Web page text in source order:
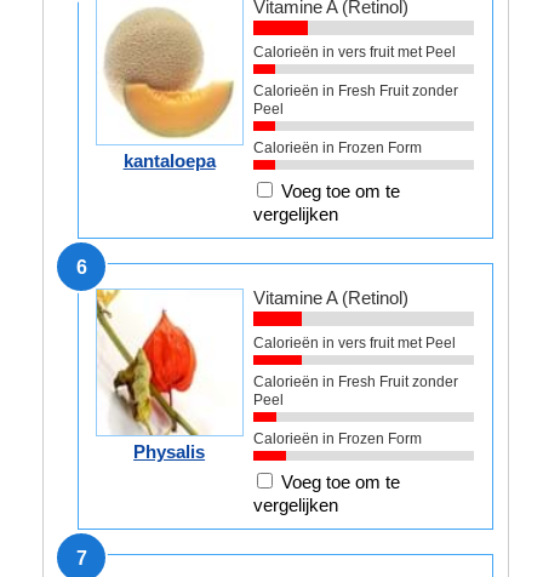
kantaloepa
Vitamine A (Retinol)
Calorieën in vers fruit met Peel
Calorieën in Fresh Fruit zonder
Peel
Calorieën in Frozen Form
Voeg toe om te
vergelijken
6
Physalis
Vitamine A (Retinol)
Calorieën in vers fruit met Peel
Calorieën in Fresh Fruit zonder
Peel
Calorieën in Frozen Form
Voeg toe om te
vergelijken
7